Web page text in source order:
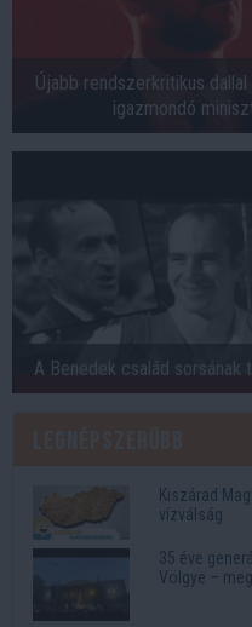
Újabb rendszerkritikus
igazmondó
A Benedek család
Kiszárad
vízválság
35 éve
Völgye –